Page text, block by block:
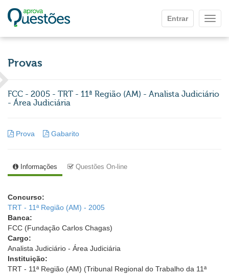
Entrar
Provas
FCC - 2005 - TRT - 11ª Região (AM) - Analista Judiciário
- Área Judiciária
Prova Gabarito
Informações Questões On-line
Concurso:
TRT - 11ª Região (AM) - 2005
Banca:
FCC (Fundação Carlos Chagas)
Cargo:
Analista Judiciário - Área Judiciária
Instituição:
TRT - 11ª Região (AM) (Tribunal Regional do Trabalho da 11ª